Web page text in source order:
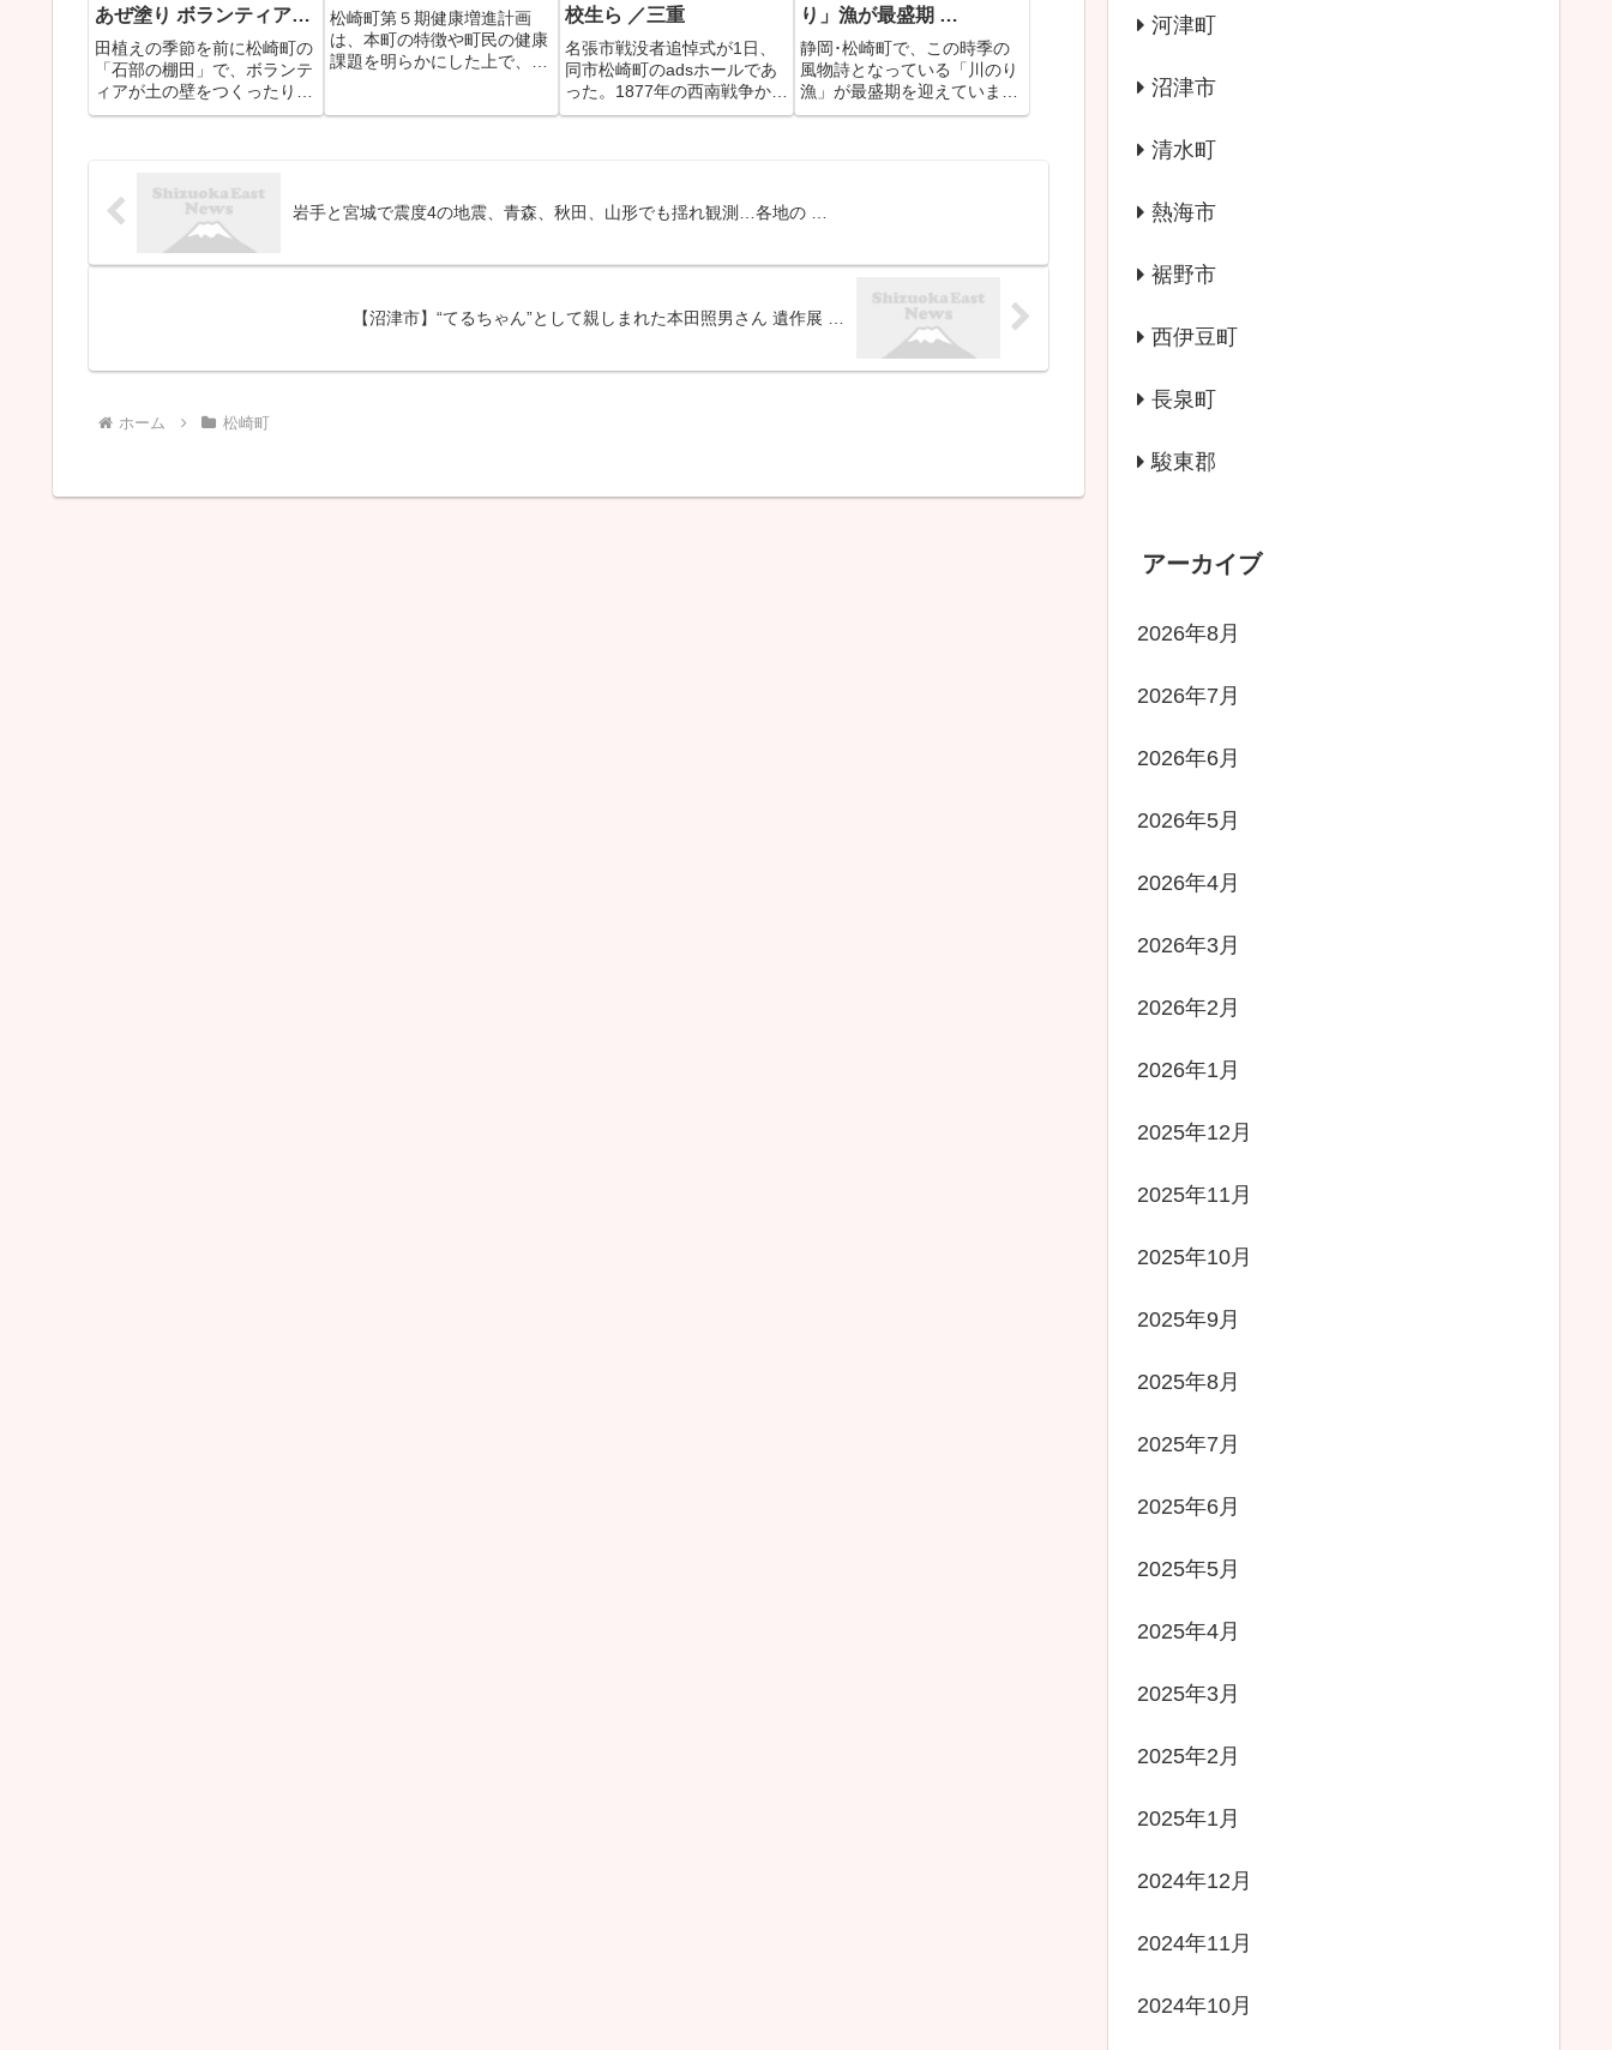
あぜ塗り ボランティアが
お手伝い（静岡）
田植えの季節を前に松崎町の
「石部の棚田」で、ボランテ
ィアが土の壁をつくったり補
強する「あぜ塗り」を手伝い
松崎町第５期健康増進計画
は、本町の特徴や町民の健康
課題を明らかにした上で、行
進計画」で...
校生ら ／三重
名張市戦没者追悼式が1日、
同市松崎町のadsホールであ
った。1877年の西南戦争から
第二次世界大戦までの戦没者
り」漁が最盛期 …
静岡･松崎町で、この時季の
風物詩となっている「川のり
漁」が最盛期を迎えていま
す。 「川のり」は、松崎町を
後、一気にノリが成長し豊漁
岩手と宮城で震度4の地震、青森、秋田、山形でも揺れ観測…各地の …
【沼津市】“てるちゃん”として親しまれた本田照男さん 遺作展 …
ホーム 松崎町
河津町
沼津市
清水町
熱海市
裾野市
西伊豆町
長泉町
駿東郡
アーカイブ
2026年8月
2026年7月
2026年6月
2026年5月
2026年4月
2026年3月
2026年2月
2026年1月
2025年12月
2025年11月
2025年10月
2025年9月
2025年8月
2025年7月
2025年6月
2025年5月
2025年4月
2025年3月
2025年2月
2025年1月
2024年12月
2024年11月
2024年10月